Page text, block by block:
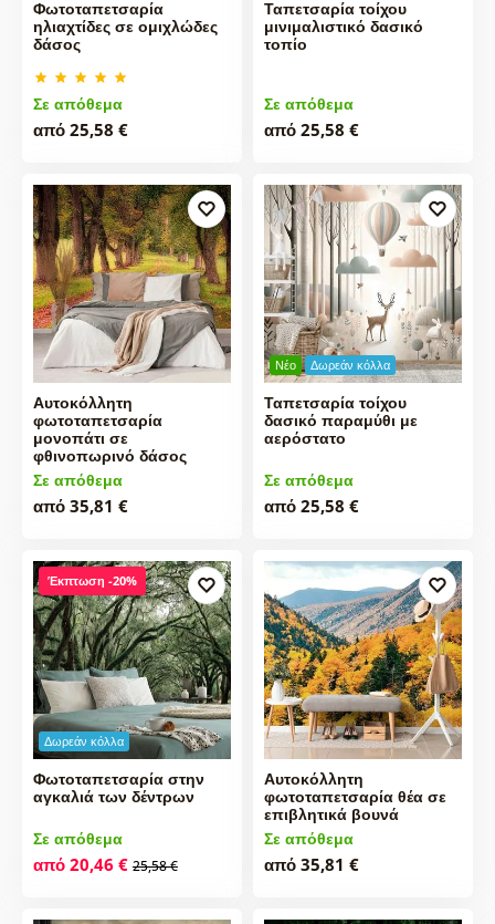
Φωτοταπετσαρία
ηλιαχτίδες σε ομιχλώδες
δάσος
Σε απόθεμα
από 25,58 €
Ταπετσαρία τοίχου
μινιμαλιστικό δασικό
τοπίο
Σε απόθεμα
από 25,58 €
Αυτοκόλλητη
φωτοταπετσαρία
μονοπάτι σε
φθινοπωρινό δάσος
Σε απόθεμα
από 35,81 €
Νέο Δωρεάν κόλλα
Ταπετσαρία τοίχου
δασικό παραμύθι με
αερόστατο
Σε απόθεμα
από 25,58 €
Δωρεάν κόλλα
Έκπτωση -20%
Φωτοταπετσαρία στην
αγκαλιά των δέντρων
Σε απόθεμα
από 20,46 € 25,58 €
Αυτοκόλλητη
φωτοταπετσαρία θέα σε
επιβλητικά βουνά
Σε απόθεμα
από 35,81 €